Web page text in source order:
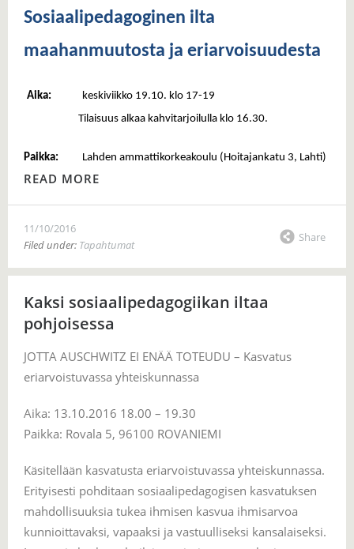
Sosiaalipedagoginen ilta
maahanmuutosta ja eriarvoisuudesta
Aika: keskiviikko 19.10. klo 17-19
Tilaisuus alkaa kahvitarjoilulla klo 16.30.
Paikka: Lahden ammattikorkeakoulu (Hoitajankatu 3, Lahti)
READ MORE
11/10/2016
Filed under: Tapahtumat
Share
Kaksi sosiaalipedagogiikan iltaa
pohjoisessa
JOTTA AUSCHWITZ EI ENÄÄ TOTEUDU – Kasvatus
eriarvoistuvassa yhteiskunnassa
Aika: 13.10.2016 18.00 – 19.30
Paikka: Rovala 5, 96100 ROVANIEMI
Käsitellään kasvatusta eriarvoistuvassa yhteiskunnassa.
Erityisesti pohditaan sosiaalipedagogisen kasvatuksen
mahdollisuuksia tukea ihmisen kasvua ihmisarvoa
kunnioittavaksi, vapaaksi ja vastuulliseksi kansalaiseksi.